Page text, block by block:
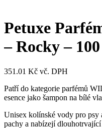
Petuxe
– Rocky –
351.01 Kč vč. DPH
Patří do kategorie parfémů
esence jako šampon na bílé
Unisex kolínské vody pro
pachy a nabízejí